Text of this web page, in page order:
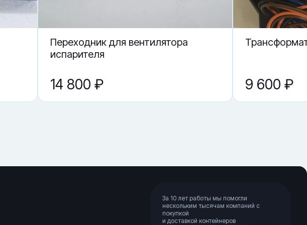
Переходник для вентилятора
испарителя
14 800 ₽ 9 600 ₽
За 10 лет работы мы помогли
нескольким тысячам компаний с
покупкой
и доставкой контейнеров